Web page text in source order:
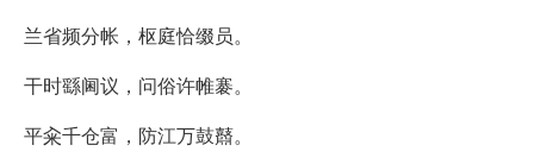
兰省频分帐，枢庭恰缀员。
干时繇阃议，问俗许帷褰。
平籴千仓富，防江万鼓鼘。